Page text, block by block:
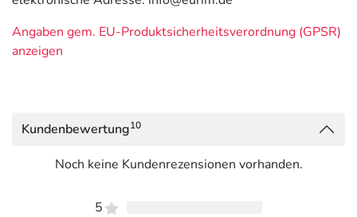
Angaben gem. EU-Produktsicherheitsverordnung (GPSR)
anzeigen
Kundenbewertung10
Noch keine Kundenrezensionen vorhanden.
5